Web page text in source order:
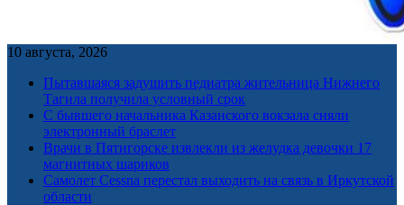
10 августа, 2026
Пытавшаяся задушить педиатра жительница Нижнего
Тагила получила условный срок
С бывшего начальника Казанского вокзала сняли
электронный браслет
Врачи в Пятигорске извлекли из желудка девочки 17
магнитных шариков
Самолет Cessna перестал выходить на связь в Иркутской
области